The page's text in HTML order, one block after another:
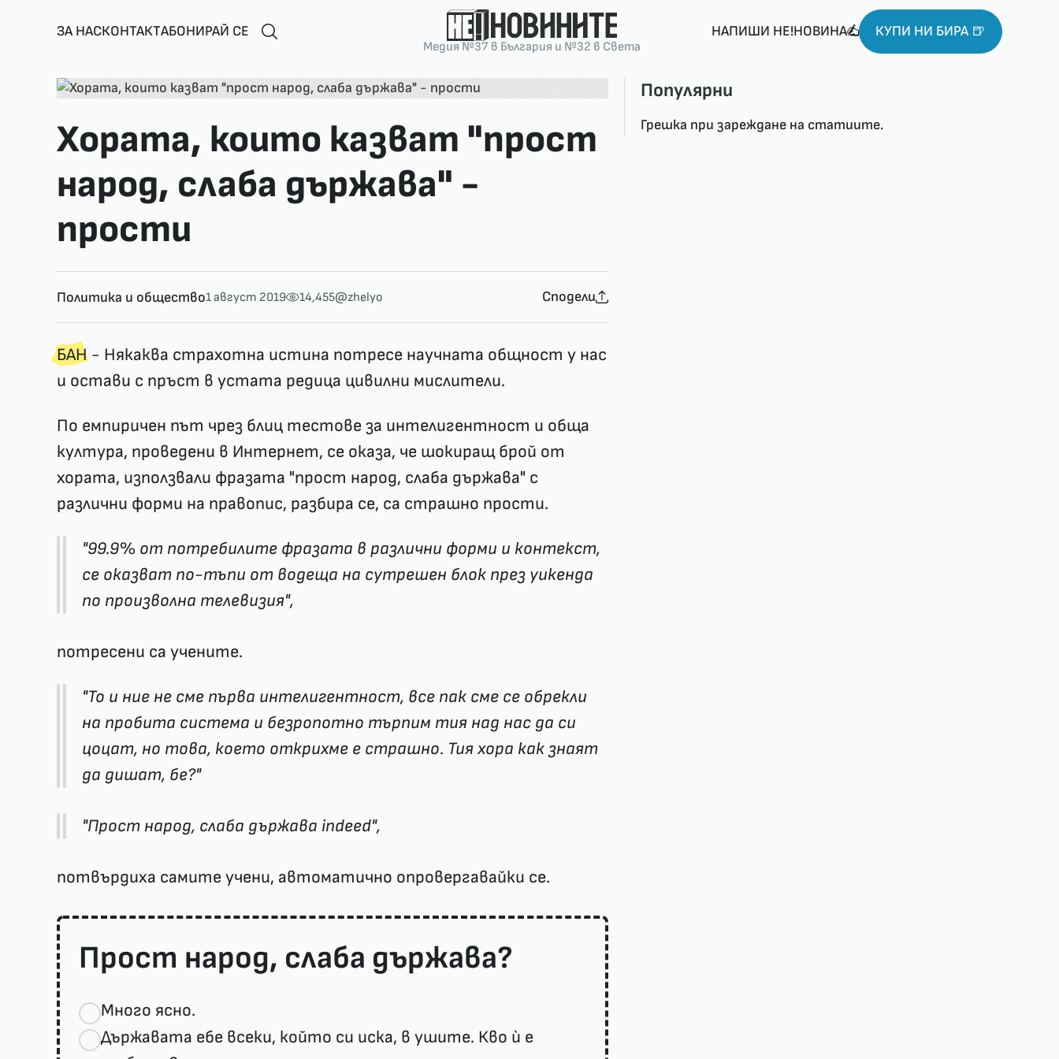
ЗА НАСКОНТАКТАБОНИРАЙ СЕ
Медия №37 в България и №32 в Света
НАПИШИ НЕ!НОВИНА КУПИ НИ БИРА 🍺
Хората, които казват "прост
народ, слаба държава" -
прости
Политика и общество1 август 2019 14,455@zhelyo Сподели
БАН- Някаква страхотна истина потресе научната общност у нас
и остави с пръст в устата редица цивилни мислители.
По емпиричен път чрез блиц тестове за интелигентност и обща
култура, проведени в Интернет, се оказа, че шокиращ брой от
хората, използвали фразата "прост народ, слаба държава" с
различни форми на правопис, разбира се, са страшно прости.
"99.9% от потребилите фразата в различни форми и контекст,
се оказват по-тъпи от водеща на сутрешен блок през уикенда
по произволна телевизия",
потресени са учените.
"То и ние не сме първа интелигентност, все пак сме се обрекли
на пробита система и безропотно търпим тия над нас да си
цоцат, но това, което открихме е страшно. Тия хора как знаят
да дишат, бе?"
"Прост народ, слаба държава indeed",
потвърдиха самите учени, автоматично опровергавайки се.
Прост народ, слаба държава?
Много ясно.
Държавата ебе всеки, който си иска, в ушите. Кво ѝ е
Популярни
Грешка при зареждане на статиите.